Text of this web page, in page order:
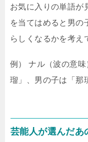
お気に入りの単語が
を当てはめると男の
らしくなるかを考え
例） ナル（波の意
瑠」、男の子は「那
芸能人が選んだあ